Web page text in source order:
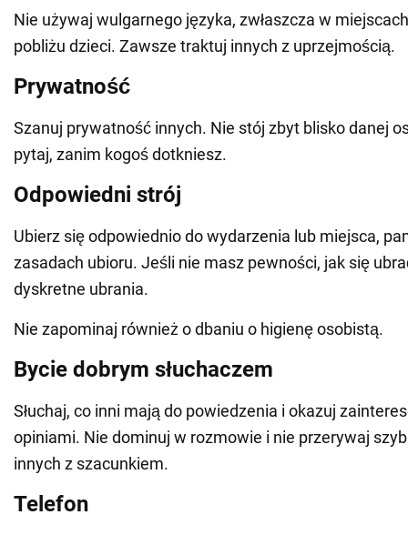
Nie używaj wulgarnego języka, zwłaszcza w
pobliżu dzieci. Zawsze traktuj innych z uprzejmością.
Prywatność
Szanuj prywatność innych. Nie stój zbyt blisko danej
pytaj, zanim kogoś dotkniesz.
Odpowiedni strój
Ubierz się odpowiednio do wydarzenia lub miejsca,
zasadach ubioru. Jeśli nie masz pewności, jak się
dyskretne ubrania.
Nie zapominaj również o dbaniu o higienę osobistą.
Bycie dobrym słuchaczem
Słuchaj, co inni mają do powiedzenia i okazuj
opiniami. Nie dominuj w rozmowie i nie przerywaj
innych z szacunkiem.
Telefon